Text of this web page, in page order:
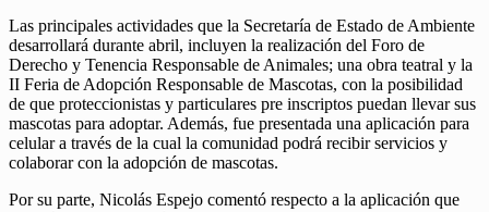
Las principales actividades que la Secretaría de Estado de Ambiente
desarrollará durante abril, incluyen la realización del Foro de
Derecho y Tenencia Responsable de Animales; una obra teatral y la
II Feria de Adopción Responsable de Mascotas, con la posibilidad
de que proteccionistas y particulares pre inscriptos puedan llevar sus
mascotas para adoptar. Además, fue presentada una aplicación para
celular a través de la cual la comunidad podrá recibir servicios y
colaborar con la adopción de mascotas.
Por su parte, Nicolás Espejo comentó respecto a la aplicación que